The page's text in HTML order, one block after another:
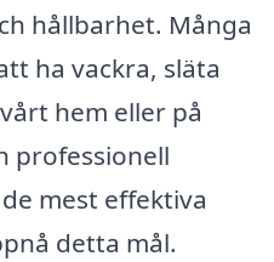
hållbarhet. Många
ha vackra, släta
hem eller på
professionell
mest effektiva
detta mål.